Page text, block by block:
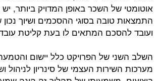
השכר באופן המדויק ביותר, יש יכולת
בסוגי ההסכמים ושיוך נכון של כל עובד
המתאים לו בעת קליטת עובד חדש."
של הפרויקט כלל יישום והטמעה של
העצמי של סינריון לניהול ושיפור